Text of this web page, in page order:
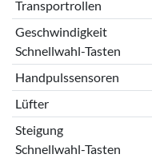
Transportrollen
Geschwindigkeit
Schnellwahl-Tasten
Handpulssensoren
Lüfter
Steigung
Schnellwahl-Tasten